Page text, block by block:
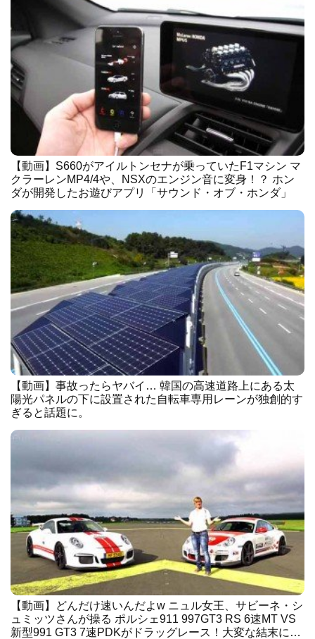
【動画】S660がアイルトンセナが乗っていたF1マシン マ
クラーレンMP4/4や、NSXのエンジン音に変身！？ ホン
ダが開発したお遊びアプリ「サウンド・オブ・ホンダ」
【動画】事故ったらヤバイ… 韓国の高速道路上にある太
陽光パネルの下に設置された自転車専用レーンが独創的す
ぎると話題に。
【動画】どんだけ速いんだよw ニュル女王、サビーネ・シ
ュミッツさんが操る ポルシェ911 997GT3 RS 6速MT VS
新型991 GT3 7速PDKがドラッグレース！大変な結末に…